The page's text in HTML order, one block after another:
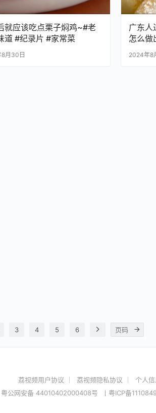
就应该吃点栗子焖鸡~#老
道 #纪录片 #家常菜
月30日
广东人
怎么做
录片 #
2024年8
3 4 5 6
荔视频用户协议 荔视频隐私协议 个人
粤公网安备 44010402000408号 丨 粤ICP备